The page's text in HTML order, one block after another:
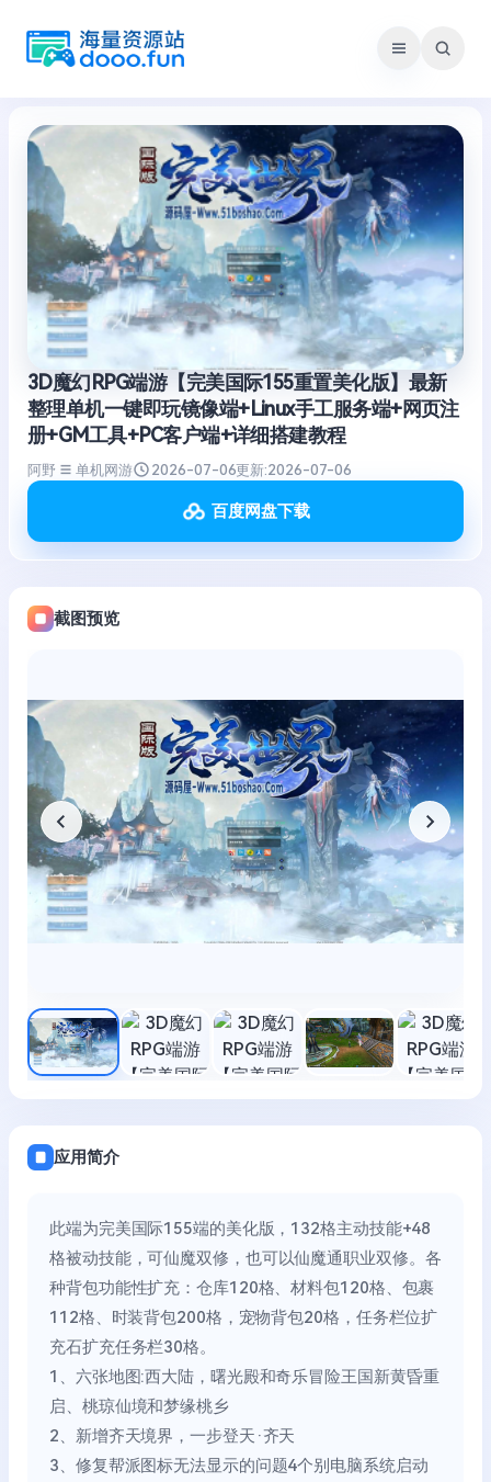
3D魔幻RPG端游【完美国际155重置美化版】最新
整理单机一键即玩镜像端+Linux手工服务端+网页注
册+GM工具+PC客户端+详细搭建教程
阿野 单机网游 2026-07-06更新:2026-07-06
百度网盘下载
截图预览
应用简介
此端为完美国际155端的美化版，132格主动技能+48
格被动技能，可仙魔双修，也可以仙魔通职业双修。各
种背包功能性扩充：仓库120格、材料包120格、包裹
112格、时装背包200格，宠物背包20格，任务栏位扩
充石扩充任务栏30格。
1、六张地图:西大陆，曙光殿和奇乐冒险王国新黄昏重
启、桃琼仙境和梦缘桃乡
2、新增齐天境界，一步登天·齐天
3、修复帮派图标无法显示的问题4个别电脑系统启动